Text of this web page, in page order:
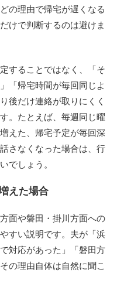
の理由で帰宅が遅くなる
けで判断するのは避けま
することではなく、「そ
「帰宅時間が毎回同じよ
後だけ連絡が取りにくく
。たとえば、毎週同じ曜
えた、帰宅予定が毎回深
さなくなった場合は、行
でしょう。
えた場合
面や磐田・掛川方面への
すい説明です。夫が「浜
対応があった」「磐田方
の理由自体は自然に聞こ